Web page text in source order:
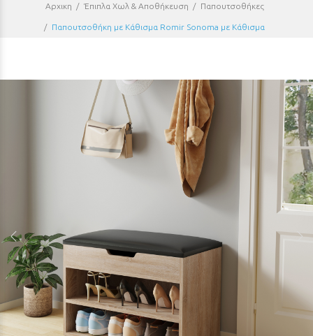
Αρχικη Έπιπλα Χωλ & Αποθήκευση Παπουτσοθήκες
Παπουτσοθήκη με Κάθισμα Romir Sonoma με Κάθισμα